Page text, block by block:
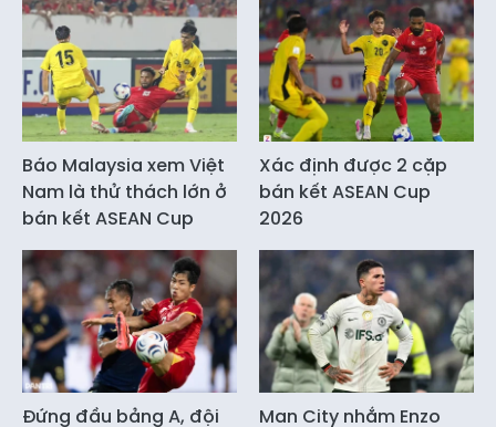
Báo Malaysia xem Việt
Nam là thử thách lớn ở
bán kết ASEAN Cup
Xác định được 2 cặp
bán kết ASEAN Cup
2026
Đứng đầu bảng A, đội Man City nhắm Enzo